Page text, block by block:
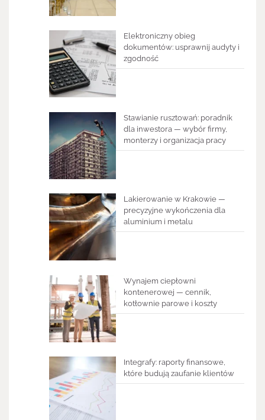
Elektroniczny obieg
dokumentów: usprawnij audyty i
zgodność
Stawianie rusztowań: poradnik
dla inwestora — wybór firmy,
monterzy i organizacja pracy
Lakierowanie w Krakowie —
precyzyjne wykończenia dla
aluminium i metalu
Wynajem ciepłowni
kontenerowej — cennik,
kotłownie parowe i koszty
Integrafy: raporty finansowe,
które budują zaufanie klientów